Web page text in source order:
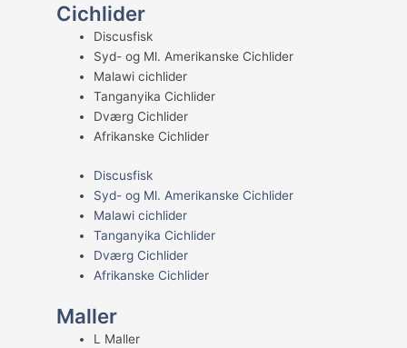
Cichlider
Discusfisk
Syd- og Ml. Amerikanske Cichlider
Malawi cichlider
Tanganyika Cichlider
Dværg Cichlider
Afrikanske Cichlider
Discusfisk
Syd- og Ml. Amerikanske Cichlider
Malawi cichlider
Tanganyika Cichlider
Dværg Cichlider
Afrikanske Cichlider
Maller
L Maller